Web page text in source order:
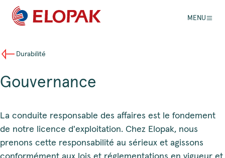
MENU
Durabilité
Gouvernance
La conduite responsable des affaires est le fondement
de notre licence d'exploitation. Chez Elopak, nous
prenons cette responsabilité au sérieux et agissons